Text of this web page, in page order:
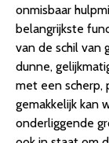
onmisbaar
belangrijkste
van de schil van
dunne,
met een scherp,
gemakkelijk kan
onderliggende